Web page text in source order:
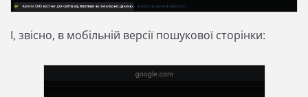
І, звісно, в мобільній версії пошукової сторінки: